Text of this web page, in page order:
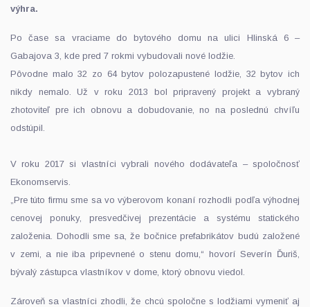
výhra.
Po čase sa vraciame do bytového domu na ulici Hlinská 6 –
Gabajova 3, kde pred 7 rokmi vybudovali nové lodžie.
Pôvodne malo 32 zo 64 bytov polozapustené lodžie, 32 bytov ich
nikdy nemalo. Už v roku 2013 bol pripravený projekt a vybraný
zhotoviteľ pre ich obnovu a dobudovanie, no na poslednú chvíľu
odstúpil.
V roku 2017 si vlastníci vybrali nového dodávateľa – spoločnosť
Ekonomservis.
„Pre túto firmu sme sa vo výberovom konaní rozhodli podľa výhodnej
cenovej ponuky, presvedčivej prezentácie a systému statického
založenia. Dohodli sme sa, že bočnice prefabrikátov budú založené
v zemi, a nie iba pripevnené o stenu domu,“ hovorí Severín Ďuriš,
bývalý zástupca vlastníkov v dome, ktorý obnovu viedol.
Zároveň sa vlastníci zhodli, že chcú spoločne s lodžiami vymeniť aj